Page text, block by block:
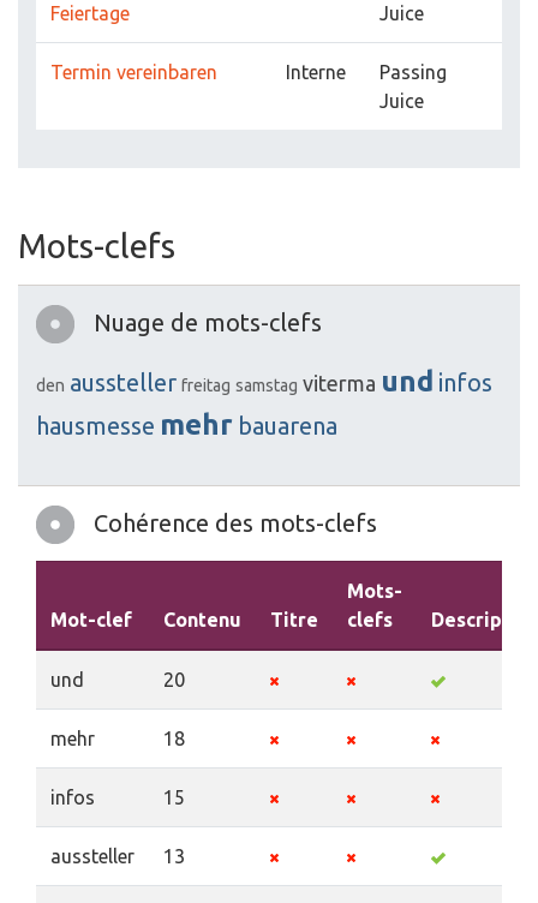
Feiertage
Juice
Termin vereinbaren Interne
Passing
Juice
Mots-clefs
Nuage de mots-clefs
den aussteller freitag samstag viterma und infos
hausmesse mehr bauarena
Cohérence des mots-clefs
Mot-clef Contenu Titre
Mots-
clefs
Description
und 20
mehr 18
infos 15
aussteller 13